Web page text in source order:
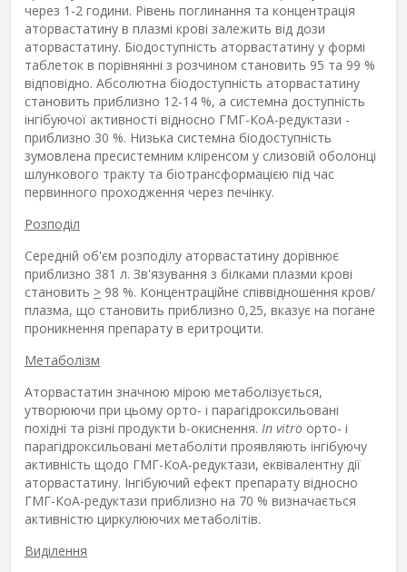
через 1-2 години. Рівень поглинання та концентрація
аторвастатину в плазмі крові залежить від дози
аторвастатину. Біодоступність аторвастатину у формі
таблеток в порівнянні з розчином становить 95 та 99 %
відповідно. Абсолютна біодоступність аторвастатину
становить приблизно 12-14 %, а системна доступність
інгібуючої активності відносно ГМГ-КоА-редуктази -
приблизно 30 %. Низька системна біодоступність
зумовлена пресистемним кліренсом у слизовій оболонці
шлункового тракту та біотрансформацією під час
первинного проходження через печінку.
Розподіл
Середній об'єм розподілу аторвастатину дорівнює
приблизно 381 л. Зв'язування з білками плазми крові
становить > 98 %. Концентраційне співвідношення кров/
плазма, що становить приблизно 0,25, вказує на погане
проникнення препарату в еритроцити.
Метаболізм
Аторвастатин значною мірою метаболізується,
утворюючи при цьому орто- і парагідроксильовані
похідні та різні продукти b-окиснення. In vitro орто- і
парагідроксильовані метаболіти проявляють інгібуючу
активність щодо ГМГ-КоА-редуктази, еквівалентну дії
аторвастатину. Інгібуючий ефект препарату відносно
ГМГ-КоА-редуктази приблизно на 70 % визначається
активністю циркулюючих метаболітів.
Виділення